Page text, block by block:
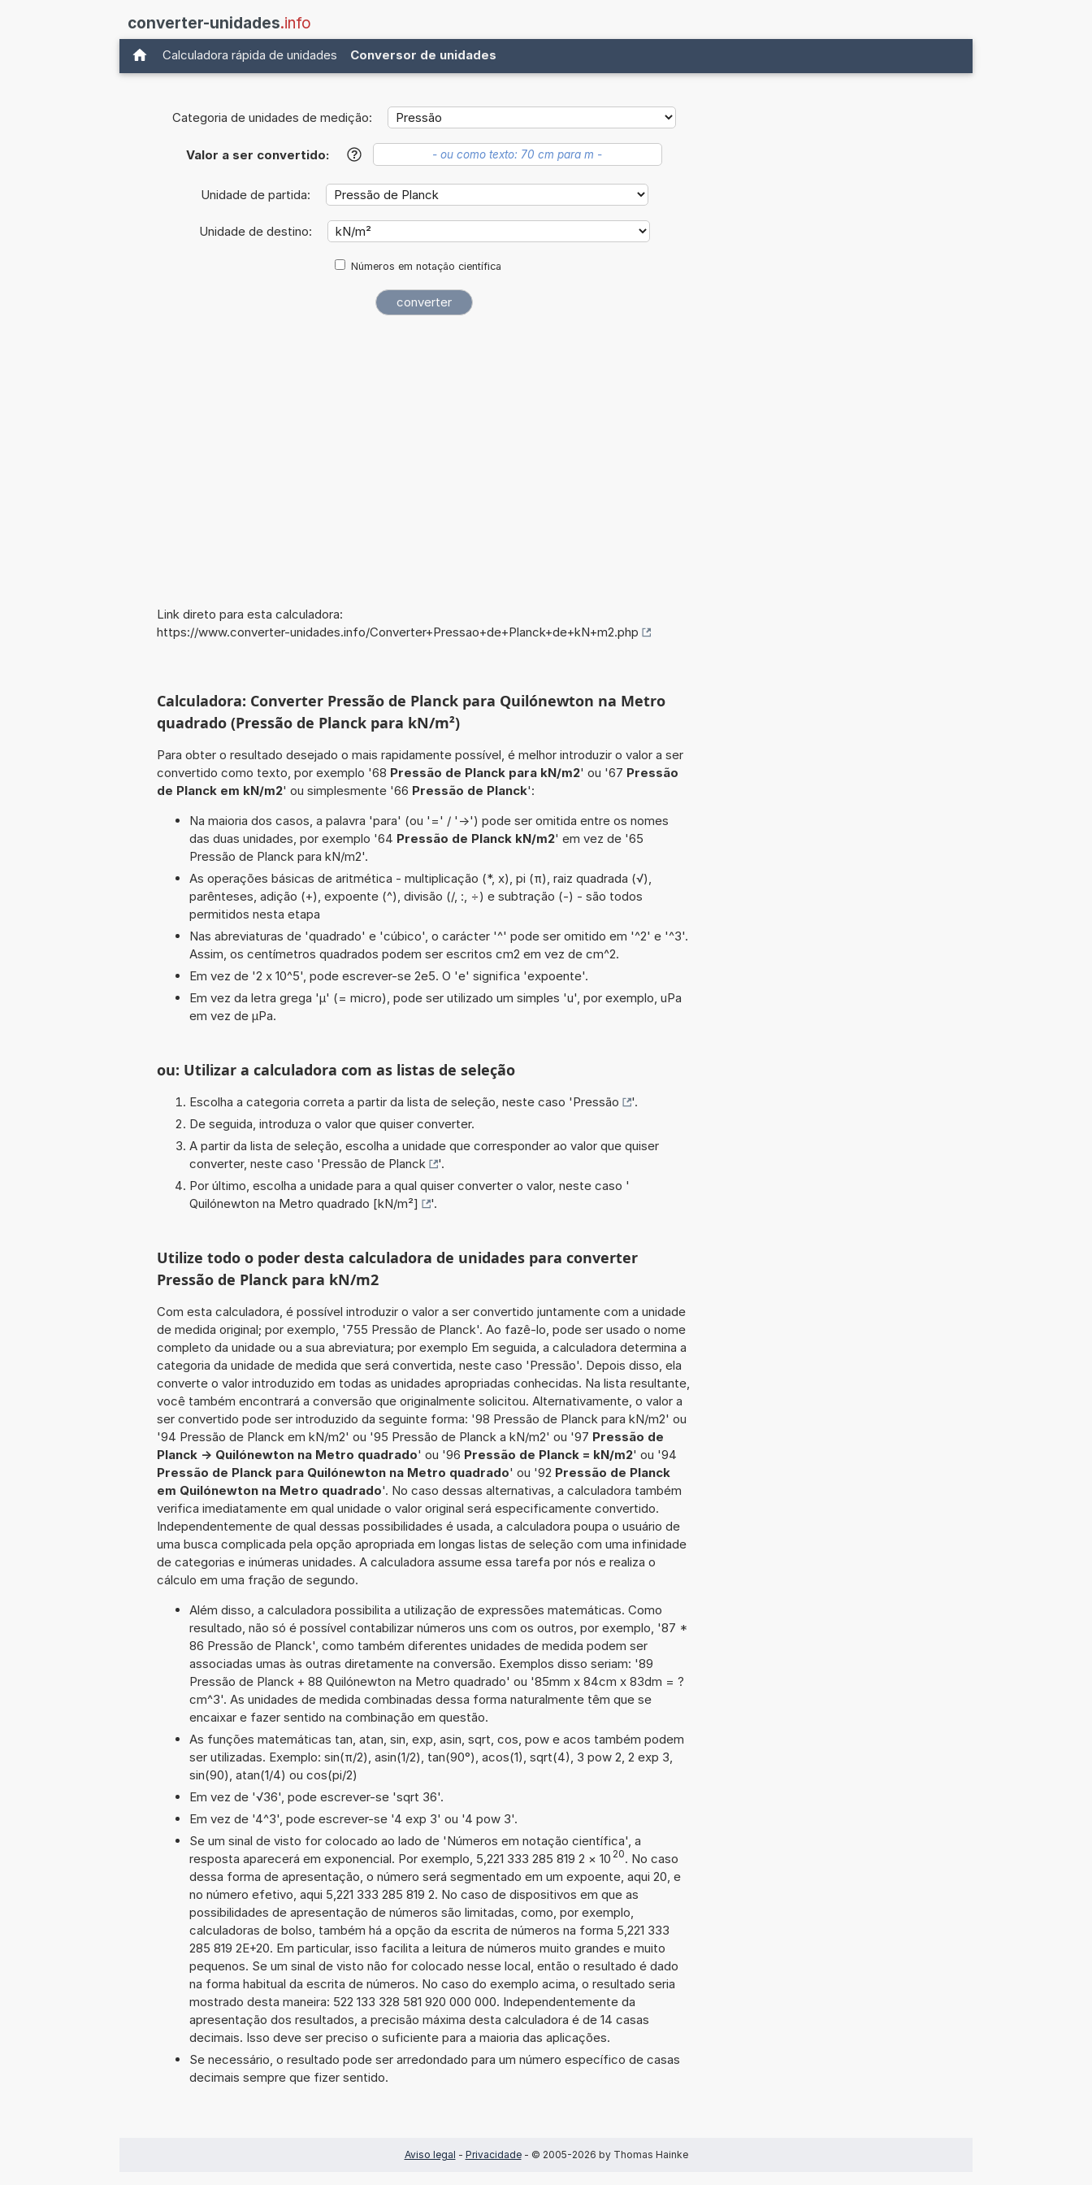
converter-unidades.info
Calculadora rápida de unidades Conversor de unidades
Categoria de unidades de medição:
Valor a ser convertido: ?
Unidade de partida:
Unidade de destino:
Números em notação científica
Link direto para esta calculadora:
https://www.converter-unidades.info/Converter+Pressao+de+Planck+de+kN+m2.php
Calculadora: Converter Pressão de Planck para Quilónewton na Metro
quadrado (Pressão de Planck para kN/m²)
Para obter o resultado desejado o mais rapidamente possível, é melhor introduzir o valor a ser
convertido como texto, por exemplo '68 Pressão de Planck para kN/m2' ou '67 Pressão
de Planck em kN/m2' ou simplesmente '66 Pressão de Planck':
Na maioria dos casos, a palavra 'para' (ou '=' / '->') pode ser omitida entre os nomes
das duas unidades, por exemplo '64 Pressão de Planck kN/m2' em vez de '65
Pressão de Planck para kN/m2'.
As operações básicas de aritmética - multiplicação (*, x), pi (π), raiz quadrada (√),
parênteses, adição (+), expoente (^), divisão (/, :, ÷) e subtração (-) - são todos
permitidos nesta etapa
Nas abreviaturas de 'quadrado' e 'cúbico', o carácter '^' pode ser omitido em '^2' e '^3'.
Assim, os centímetros quadrados podem ser escritos cm2 em vez de cm^2.
Em vez de '2 x 10^5', pode escrever-se 2e5. O 'e' significa 'expoente'.
Em vez da letra grega 'µ' (= micro), pode ser utilizado um simples 'u', por exemplo, uPa
em vez de µPa.
ou: Utilizar a calculadora com as listas de seleção
Escolha a categoria correta a partir da lista de seleção, neste caso 'Pressão
'.
De seguida, introduza o valor que quiser converter.
A partir da lista de seleção, escolha a unidade que corresponder ao valor que quiser
converter, neste caso 'Pressão de Planck
'.
Por último, escolha a unidade para a qual quiser converter o valor, neste caso '
Quilónewton na Metro quadrado [kN/m²]
'.
Utilize todo o poder desta calculadora de unidades para converter
Pressão de Planck para kN/m2
Com esta calculadora, é possível introduzir o valor a ser convertido juntamente com a unidade
de medida original; por exemplo, '755 Pressão de Planck'. Ao fazê-lo, pode ser usado o nome
completo da unidade ou a sua abreviatura; por exemplo Em seguida, a calculadora determina a
categoria da unidade de medida que será convertida, neste caso 'Pressão'. Depois disso, ela
converte o valor introduzido em todas as unidades apropriadas conhecidas. Na lista resultante,
você também encontrará a conversão que originalmente solicitou. Alternativamente, o valor a
ser convertido pode ser introduzido da seguinte forma: '98 Pressão de Planck para kN/m2' ou
'94 Pressão de Planck em kN/m2' ou '95 Pressão de Planck a kN/m2' ou '97 Pressão de
Planck -> Quilónewton na Metro quadrado' ou '96 Pressão de Planck = kN/m2' ou '94
Pressão de Planck para Quilónewton na Metro quadrado' ou '92 Pressão de Planck
em Quilónewton na Metro quadrado'. No caso dessas alternativas, a calculadora também
verifica imediatamente em qual unidade o valor original será especificamente convertido.
Independentemente de qual dessas possibilidades é usada, a calculadora poupa o usuário de
uma busca complicada pela opção apropriada em longas listas de seleção com uma infinidade
de categorias e inúmeras unidades. A calculadora assume essa tarefa por nós e realiza o
cálculo em uma fração de segundo.
Além disso, a calculadora possibilita a utilização de expressões matemáticas. Como
resultado, não só é possível contabilizar números uns com os outros, por exemplo, '87 *
86 Pressão de Planck', como também diferentes unidades de medida podem ser
associadas umas às outras diretamente na conversão. Exemplos disso seriam: '89
Pressão de Planck + 88 Quilónewton na Metro quadrado' ou '85mm x 84cm x 83dm = ?
cm^3'. As unidades de medida combinadas dessa forma naturalmente têm que se
encaixar e fazer sentido na combinação em questão.
As funções matemáticas tan, atan, sin, exp, asin, sqrt, cos, pow e acos também podem
ser utilizadas. Exemplo: sin(π/2), asin(1/2), tan(90°), acos(1), sqrt(4), 3 pow 2, 2 exp 3,
sin(90), atan(1/4) ou cos(pi/2)
Em vez de '√36', pode escrever-se 'sqrt 36'.
Em vez de '4^3', pode escrever-se '4 exp 3' ou '4 pow 3'.
Se um sinal de visto for colocado ao lado de 'Números em notação científica', a
resposta aparecerá em exponencial. Por exemplo, 5,221 333 285 819 2 × 10 20. No caso
dessa forma de apresentação, o número será segmentado em um expoente, aqui 20, e
no número efetivo, aqui 5,221 333 285 819 2. No caso de dispositivos em que as
possibilidades de apresentação de números são limitadas, como, por exemplo,
calculadoras de bolso, também há a opção da escrita de números na forma 5,221 333
285 819 2E+20. Em particular, isso facilita a leitura de números muito grandes e muito
pequenos. Se um sinal de visto não for colocado nesse local, então o resultado é dado
na forma habitual da escrita de números. No caso do exemplo acima, o resultado seria
mostrado desta maneira: 522 133 328 581 920 000 000. Independentemente da
apresentação dos resultados, a precisão máxima desta calculadora é de 14 casas
decimais. Isso deve ser preciso o suficiente para a maioria das aplicações.
Se necessário, o resultado pode ser arredondado para um número específico de casas
decimais sempre que fizer sentido.
Aviso legal - Privacidade- © 2005-2026 by Thomas Hainke